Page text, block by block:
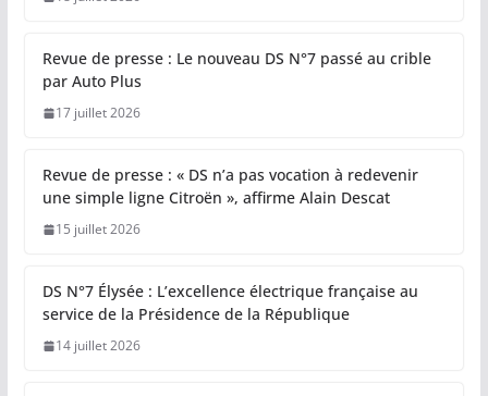
Revue de presse : Le nouveau DS N°7 passé au crible
par Auto Plus
17 juillet 2026
Revue de presse : « DS n’a pas vocation à redevenir
une simple ligne Citroën », affirme Alain Descat
15 juillet 2026
DS N°7 Élysée : L’excellence électrique française au
service de la Présidence de la République
14 juillet 2026